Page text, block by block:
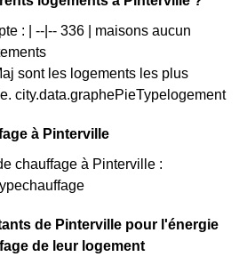
: | --|-- 336 | maisons aucun
sont les logements les plus
city.data.graphePieTypelogement
à Pinterville
chauffage à Pinterville :
de Pinterville pour l'énergie
de leur logement